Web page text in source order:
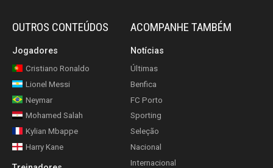
OUTROS CONTEÚDOS
Jogadores
Cristiano Ronaldo
Lionel Messi
Neymar
Mohamed Salah
Kylian Mbappe
Harry Kane
ACOMPANHE TAMBÉM
Notícias
Últimas
Benfica
FC Porto
Sporting
Seleção
Nacional
Internacional